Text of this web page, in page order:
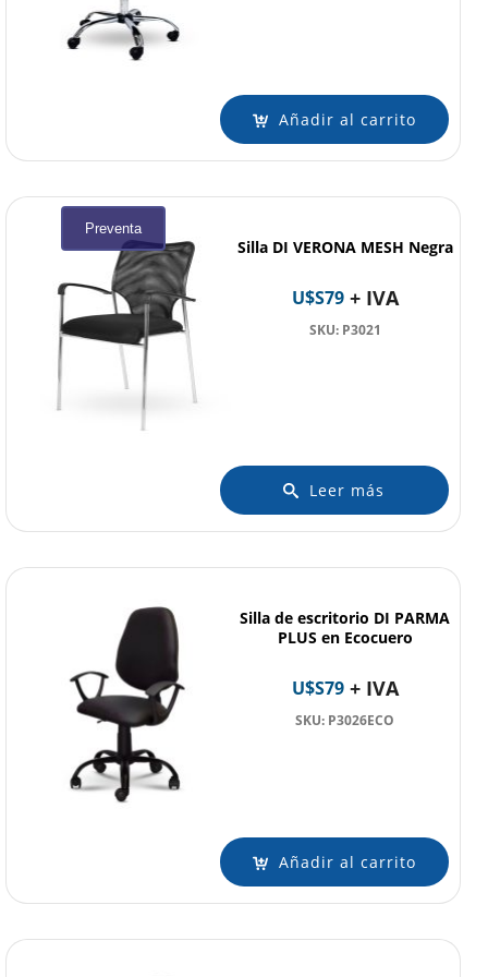
Añadir al carrito
Silla DI VERONA MESH Negra
Preventa
U$S79+ IVA
SKU: P3021
Leer más
Silla de escritorio DI PARMA
PLUS en Ecocuero
U$S79+ IVA
SKU: P3026ECO
Añadir al carrito